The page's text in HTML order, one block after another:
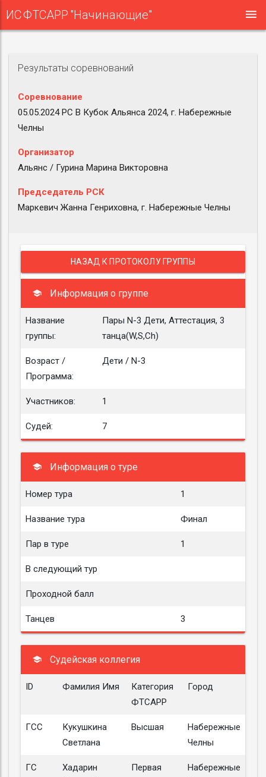
ИС ФТСАРР "Начинающие"
Результаты соревнований
Соревнование
05.05.2024 РС B Кубок Альянса 2024, г. Набережные
Челны
Организатор
Альянс / Гурина Марина Викторовна
Председатель РСК
Маркевич Жанна Генриховна, г. Набережные Челны
НАЗАД К ПРОТОКОЛУ ГРУППЫ
Информация о группе
Название
группы:
Пары N-3 Дети, Аттестация, 3
танца(W,S,Ch)
Возраст /
Программа:
Дети / N-3
Участников: 1
Судей: 7
Информация о туре
Номер тура 1
Название тура Финал
Пар в туре 1
В следующий тур
Проходной балл
Танцев 3
Судейская коллегия
ID Фамилия Имя
Категория
ФТСАРР
Город
ГСС
Кукушкина
Светлана
Высшая
Набережные
Челны
ГС
Хадарин
Первая
Набережные